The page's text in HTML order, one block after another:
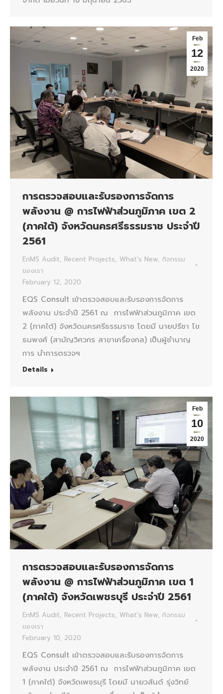
Feb
12
2020
การตรวจสอบและรับรองการจัดการ
พลังงาน @ การไฟฟ้าส่วนภูมิภาค เขต 2
(ภาคใต้) จังหวัดนครศรีธรรมราช ประจำปี
2561
EnMS Audit, Recent Projects, What's New, กิจกรรม
ของเรา
February 12, 2020
EQS Consult เข้าตรวจสอบและรับรองการจัดการ
พลังงาน ประจำปี 2561 ณ การไฟฟ้าส่วนภูมิภาค เขต
2 (ภาคใต้) จังหวัดนครศรีธรรมราช โดยมี นายปรีชา โข
ธนพงศ์ (สามัญวิศวกร สาขาเครื่องกล) เป็นผู้ชำนาญ
การ นำการตรวจฯ
Details
Feb
10
2020
การตรวจสอบและรับรองการจัดการ
พลังงาน @ การไฟฟ้าส่วนภูมิภาค เขต 1
(ภาคใต้) จังหวัดเพชรบุรี ประจำปี 2561
EnMS Audit, Recent Projects, What's New, กิจกรรม
ของเรา
February 10, 2020
EQS Consult เข้าตรวจสอบและรับรองการจัดการ
พลังงาน ประจำปี 2561 ณ การไฟฟ้าส่วนภูมิภาค เขต
1 (ภาคใต้) จังหวัดเพชรบุรี โดยมี นายวสันต์ รุ่งวิทย์